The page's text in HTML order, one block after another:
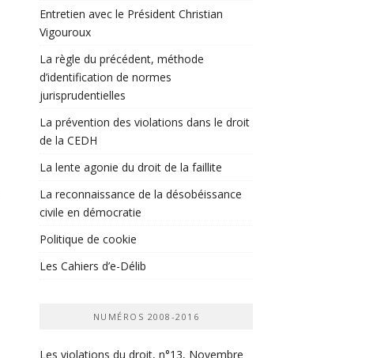
Entretien avec le Président Christian
Vigouroux
La règle du précédent, méthode
d’identification de normes
jurisprudentielles
La prévention des violations dans le droit
de la CEDH
La lente agonie du droit de la faillite
La reconnaissance de la désobéissance
civile en démocratie
Politique de cookie
Les Cahiers d’e-Délib
NUMÉROS 2008-2016
Les violations du droit, n°13, Novembre